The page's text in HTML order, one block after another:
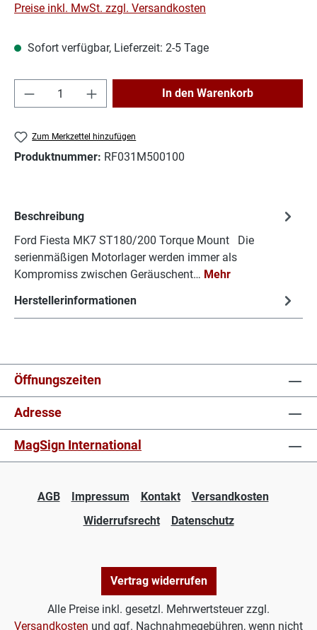
Preise inkl. MwSt. zzgl. Versandkosten
Sofort verfügbar, Lieferzeit: 2-5 Tage
Produkt Anzahl: Gib den gewünschten
In den Warenkorb
Zum Merkzettel hinzufügen
Produktnummer: RF031M500100
Beschreibung
Ford Fiesta MK7 ST180/200 Torque Mount Die
serienmäßigen Motorlager werden immer als
Kompromiss zwischen Geräuschent… Mehr
Herstellerinformationen
Öffnungszeiten
Adresse
MagSign International
AGB Impressum Kontakt
Versandkosten
Widerrufsrecht
Datenschutz
Vertrag widerrufen
Alle Preise inkl. gesetzl. Mehrwertsteuer zzgl.
Versandkosten und ggf. Nachnahmegebühren, wenn nicht